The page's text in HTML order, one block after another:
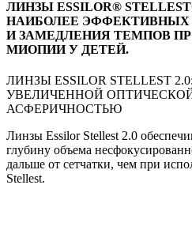
ЛИНЗЫ ESSILOR®
НАИБОЛЕЕ ЭФФЕКТИВНЫХ
И ЗАМЕДЛЕНИЯ ТЕМПОВ
МИОПИИ У ДЕТЕЙ.
ЛИНЗЫ ESSILOR STELLEST
УВЕЛИЧЕННОЙ
АСФЕРИЧНОСТЬЮ
Линзы Essilor Stellest 2.0
глубину объема
дальше от сетчатки, чем при
Stellest.